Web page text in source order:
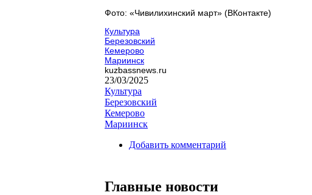
Фото: «Чивилихинский март» (ВКонтакте)
Культура
Березовский
Кемерово
Мариинск
kuzbassnews.ru
23/03/2025
Культура
Березовский
Кемерово
Мариинск
Добавить комментарий
Главные новости